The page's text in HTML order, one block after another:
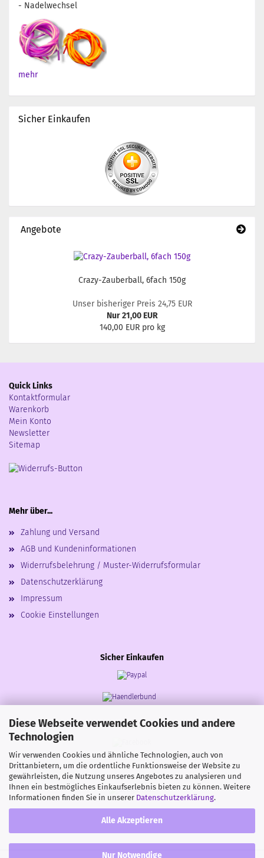
Diese Webseite verwendet Cookies und andere
Technologien
Wir verwenden Cookies und ähnliche Technologien, auch von
Drittanbietern, um die ordentliche Funktionsweise der Website zu
gewährleisten, die Nutzung unseres Angebotes zu analysieren und
Ihnen ein bestmögliches Einkaufserlebnis bieten zu können. Weitere
Informationen finden Sie in unserer Datenschutzerklärung.
Alle Akzeptieren
Nur Notwendige
- Nadelwechsel
mehr
Sicher Einkaufen
Angebote
Crazy-Zauberball, 6fach 150g
Unser bisheriger Preis 24,75 EUR
Nur 21,00 EUR
140,00 EUR pro kg
Quick Links
Kontaktformular
Warenkorb
Mein Konto
Newsletter
Sitemap
Mehr über...
Zahlung und Versand
AGB und Kundeninformationen
Widerrufsbelehrung / Muster-Widerrufsformular
Datenschutzerklärung
Impressum
Cookie Einstellungen
Sicher Einkaufen
Share